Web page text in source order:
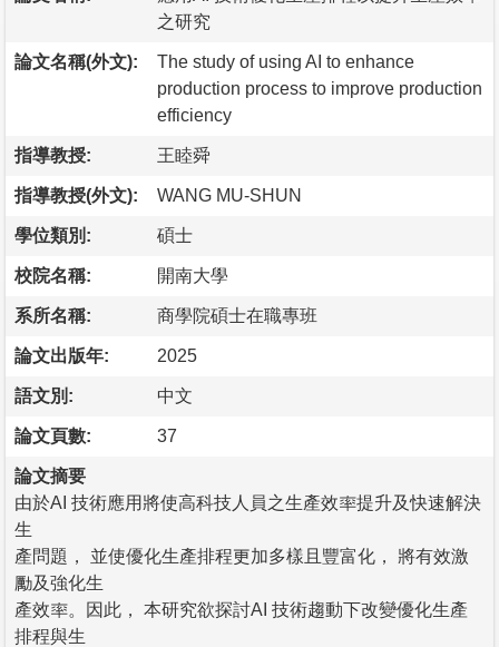
之研究
論文名稱(外文):
The study of using AI to enhance
production process to improve production
efficiency
指導教授: 王睦舜
指導教授(外文): WANG MU-SHUN
學位類別: 碩士
校院名稱: 開南大學
系所名稱: 商學院碩士在職專班
論文出版年: 2025
語文別: 中文
論文頁數: 37
論文摘要
由於AI 技術應用將使高科技人員之生產效率提升及快速解決
生
產問題， 並使優化生產排程更加多樣且豐富化， 將有效激
勵及強化生
產效率。因此， 本研究欲探討AI 技術趨動下改變優化生產
排程與生